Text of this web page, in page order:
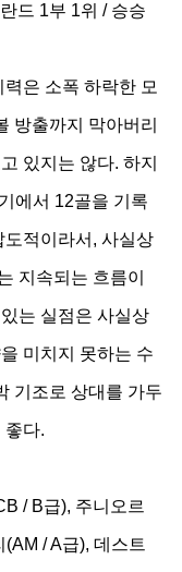
드 1부 1위 / 승승
은 소폭 하락한 모
방출까지 막아버리
있지는 않다. 하지
에서 12골을 기록
적이라서, 사실상
지속되는 흐름이
는 실점은 사실상
미치지 못하는 수
기조로 상대를 가두
좋다.
/ B급), 주니오르
/ A급), 데스트